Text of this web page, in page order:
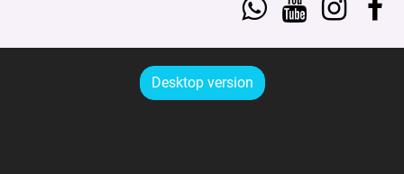
Desktop version